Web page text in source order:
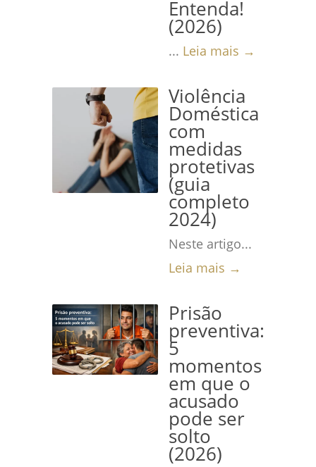
Entenda!
(2026)
... Leia mais →
Violência
Doméstica
com
medidas
protetivas
(guia
completo
2024)
Neste artigo...
Leia mais →
Prisão
preventiva:
5
momentos
em que o
acusado
pode ser
solto
(2026)